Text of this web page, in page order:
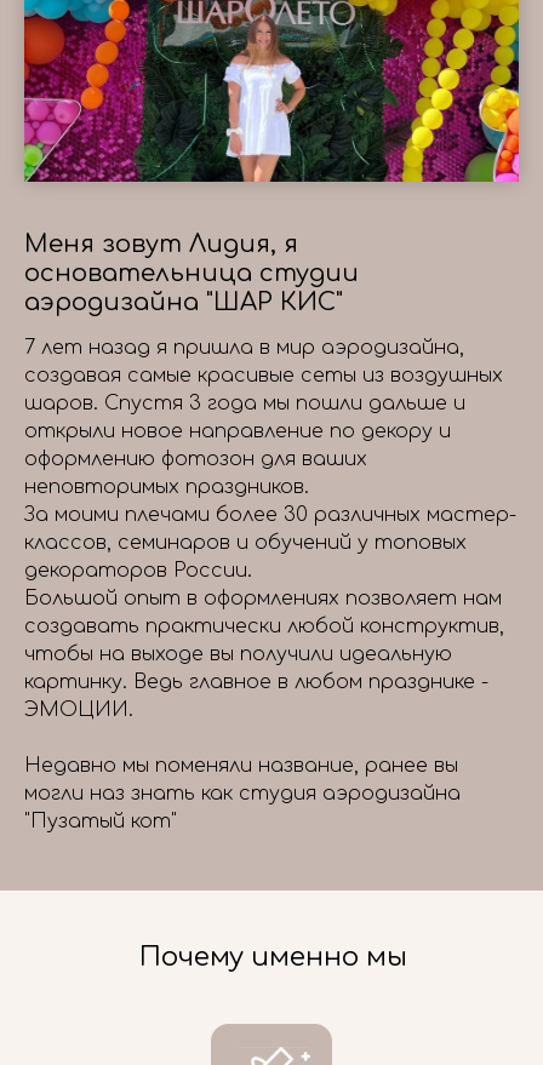
Меня зовут Лидия, я
основательница студии
аэродизайна "ШАР КИС"
7 лет назад я пришла в мир аэродизайна,
создавая самые красивые сеты из воздушных
шаров. Спустя 3 года мы пошли дальше и
открыли новое направление по декору и
оформлению фотозон для ваших
неповторимых праздников.
За моими плечами более 30 различных мастер-
классов, семинаров и обучений у топовых
декораторов России.
Большой опыт в оформлениях позволяет нам
создавать практически любой конструктив,
чтобы на выходе вы получили идеальную
картинку. Ведь главное в любом празднике -
ЭМОЦИИ.
Недавно мы поменяли название, ранее вы
могли наз знать как студия аэродизайна
"Пузатый кот"
Почему именно мы